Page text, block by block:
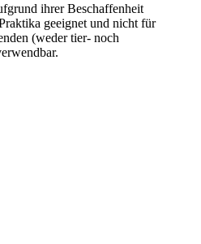
ihrer Beschaffenheit
geeignet und nicht für
(weder tier- noch